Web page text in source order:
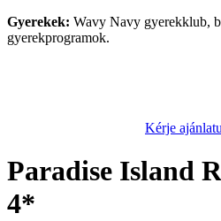
Gyerekek: Wavy Navy gyerekklub,
gyerekprogramok.
Kérje
Paradise Island
4*